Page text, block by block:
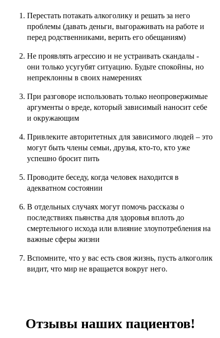
Перестать потакать алкоголику и решать за него
проблемы (давать деньги, выгораживать на работе и
перед родственниками, верить его обещаниям)
Не проявлять агрессию и не устраивать скандалы -
они только усугубят ситуацию. Будьте спокойны, но
непреклонны в своих намерениях
При разговоре использовать только неопровержимые
аргументы о вреде, который зависимый наносит себе
и окружающим
Привлеките авторитетных для зависимого людей – это
могут быть члены семьи, друзья, кто-то, кто уже
успешно бросит пить
Проводите беседу, когда человек находится в
адекватном состоянии
В отдельных случаях могут помочь рассказы о
последствиях пьянства для здоровья вплоть до
смертельного исхода или влияние злоупотребления на
важные сферы жизни
Вспомните, что у вас есть своя жизнь, пусть алкоголик
видит, что мир не вращается вокруг него.
Отзывы наших пациентов!